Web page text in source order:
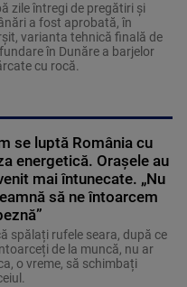
zile întregi de pregătiri și
a fost aprobată, în
varianta tehnică finală de
în Dunăre a barjelor
cu rocă.
se luptă România cu
energetică. Orașele au
mai întunecate. „Nu
să ne întoarcem
spălați rufele seara, după ce
de la muncă, nu ar
o vreme, să schimbați